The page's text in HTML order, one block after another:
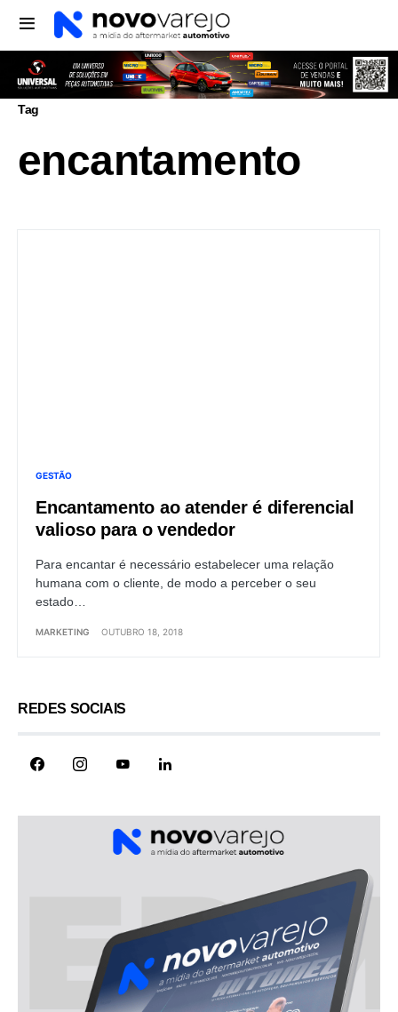
Tag
encantamento
GESTÃO
Encantamento ao atender é diferencial
valioso para o vendedor
Para encantar é necessário estabelecer uma relação
humana com o cliente, de modo a perceber o seu
estado…
MARKETING OUTUBRO 18, 2018
REDES SOCIAIS